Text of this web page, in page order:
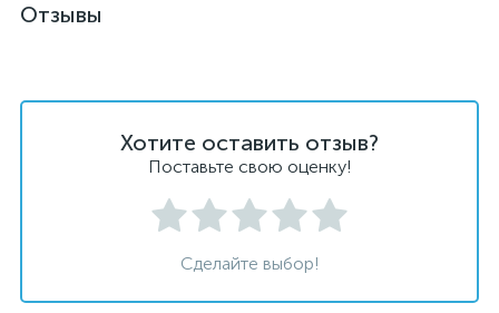
Отзывы
Хотите оставить отзыв?
Поставьте свою оценку!
Сделайте выбор!